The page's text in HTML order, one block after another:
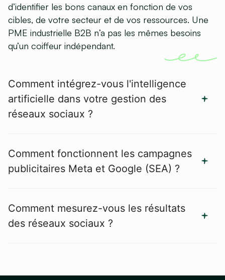
d’identifier les bons canaux en fonction de vos
cibles, de votre secteur et de vos ressources. Une
PME industrielle B2B n’a pas les mêmes besoins
qu’un coiffeur indépendant.
Comment intégrez-vous l'intelligence
artificielle dans votre gestion des
réseaux sociaux ?
Comment fonctionnent les campagnes
publicitaires Meta et Google (SEA) ?
Comment mesurez-vous les résultats
des réseaux sociaux ?